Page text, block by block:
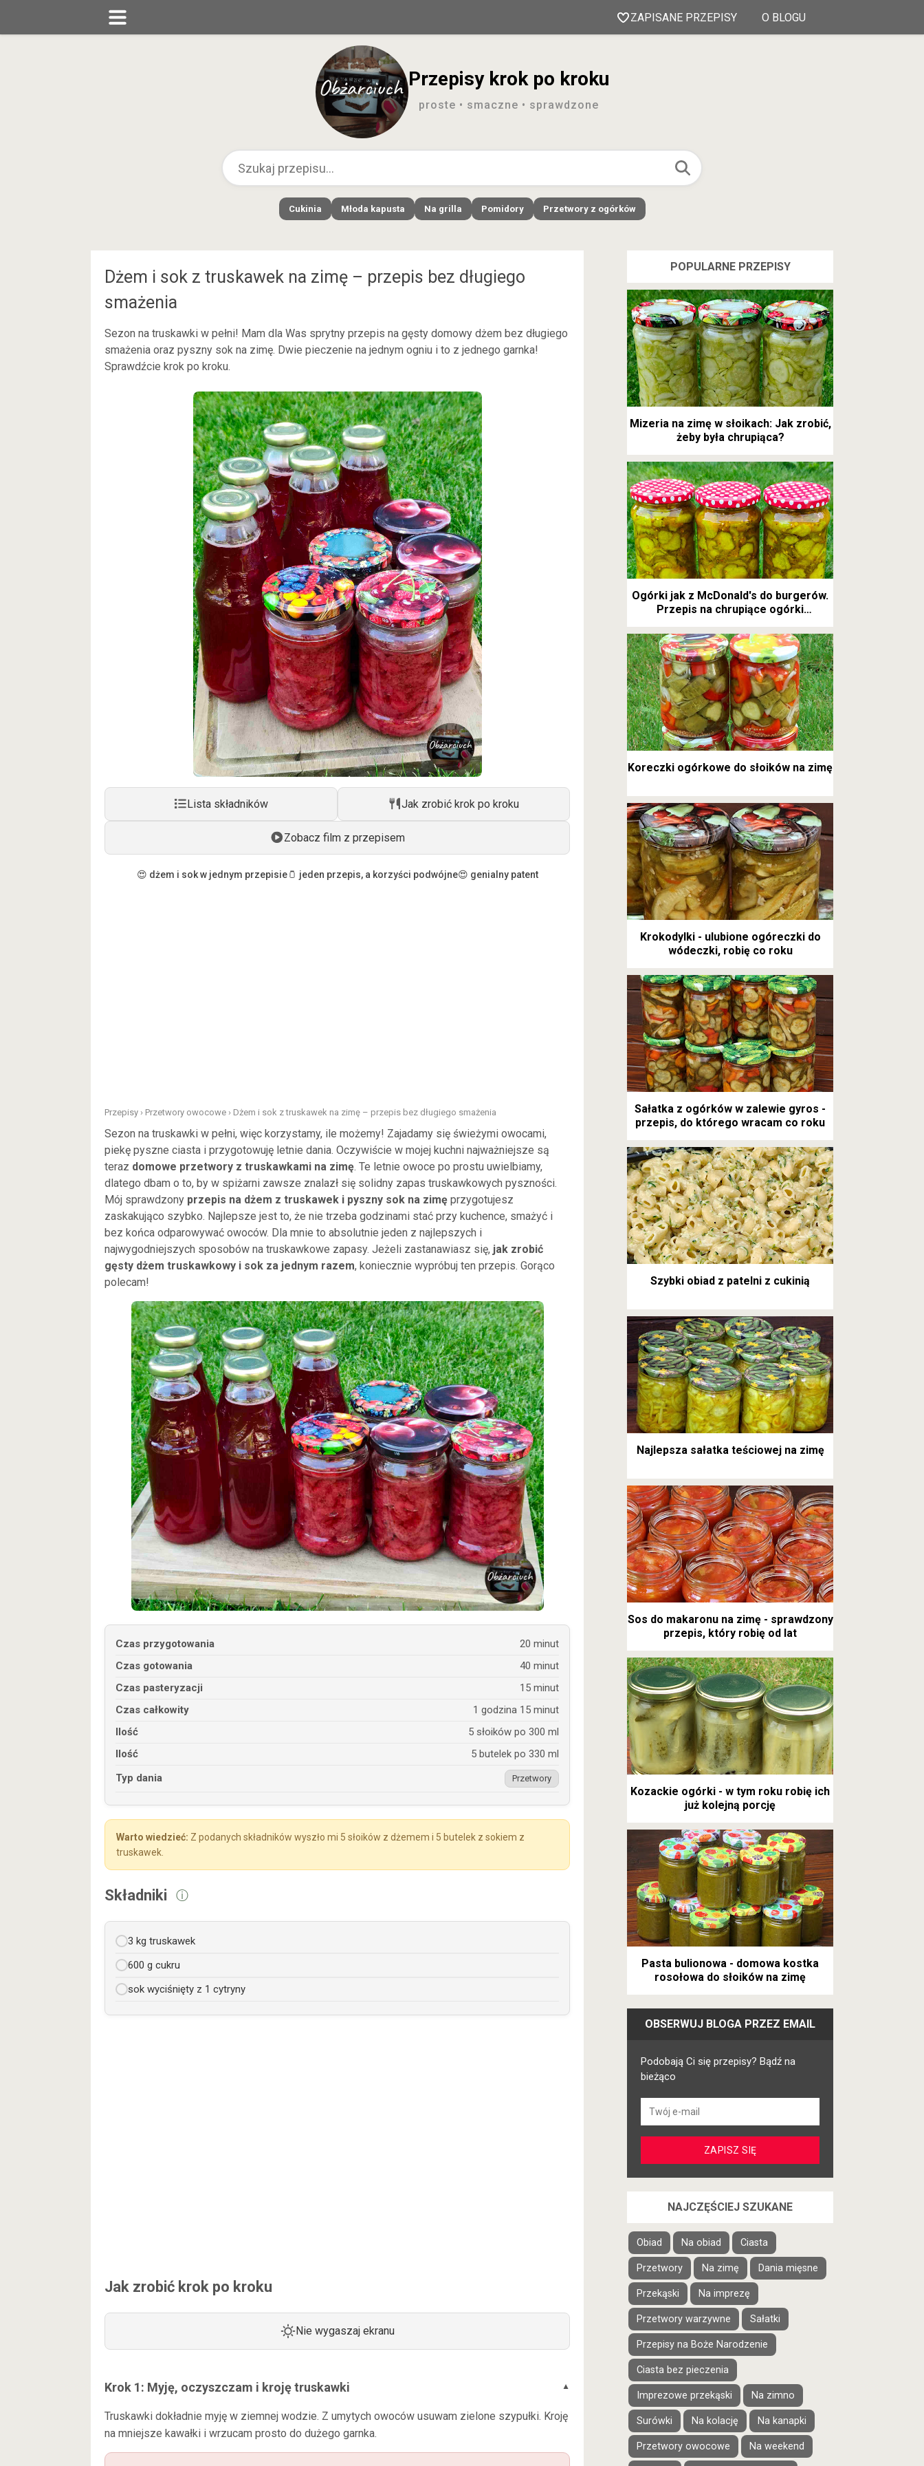
ZAPISANE PRZEPISY O BLOGU
Przepisy krok po kroku
proste • smaczne • sprawdzone
Cukinia Młoda kapusta Na grilla Pomidory Przetwory z ogórków
Dżem i sok z truskawek na zimę – przepis bez długiego
smażenia
Sezon na truskawki w pełni! Mam dla Was sprytny przepis na gęsty domowy dżem bez długiego
smażenia oraz pyszny sok na zimę. Dwie pieczenie na jednym ogniu i to z jednego garnka!
Sprawdźcie krok po kroku.
Lista składników Jak zrobić krok po kroku
Zobacz film z przepisem
😍 dżem i sok w jednym przepisie🫙 jeden przepis, a korzyści podwójne😍 genialny patent
Przepisy › Przetwory owocowe › Dżem i sok z truskawek na zimę – przepis bez długiego smażenia
Sezon na truskawki w pełni, więc korzystamy, ile możemy! Zajadamy się świeżymi owocami,
piekę pyszne ciasta i przygotowuję letnie dania. Oczywiście w mojej kuchni najważniejsze są
teraz domowe przetwory z truskawkami na zimę. Te letnie owoce po prostu uwielbiamy,
dlatego dbam o to, by w spiżarni zawsze znalazł się solidny zapas truskawkowych pyszności.
Mój sprawdzony przepis na dżem z truskawek i pyszny sok na zimę przygotujesz
zaskakująco szybko. Najlepsze jest to, że nie trzeba godzinami stać przy kuchence, smażyć i
bez końca odparowywać owoców. Dla mnie to absolutnie jeden z najlepszych i
najwygodniejszych sposobów na truskawkowe zapasy. Jeżeli zastanawiasz się, jak zrobić
gęsty dżem truskawkowy i sok za jednym razem, koniecznie wypróbuj ten przepis. Gorąco
polecam!
Czas przygotowania
20 minut
Czas gotowania
40 minut
Czas pasteryzacji
15 minut
Czas całkowity
1 godzina 15 minut
Ilość
5 słoików po 300 ml
Ilość
5 butelek po 330 ml
Typ dania
Przetwory
Z podanych składników wyszło mi 5 słoików z dżemem i 5 butelek z sokiem z
truskawek.
Składniki ⓘ
3 kg truskawek
600 g cukru
sok wyciśnięty z 1 cytryny
Jak zrobić krok po kroku
Nie wygaszaj ekranu
Krok 1: Myję, oczyszczam i kroję truskawki
Truskawki dokładnie myję w ziemnej wodzie. Z umytych owoców usuwam zielone szypułki. Kroję
na mniejsze kawałki i wrzucam prosto do dużego garnka.
POPULARNE PRZEPISY
Mizeria na zimę w słoikach: Jak zrobić,
żeby była chrupiąca?
Ogórki jak z McDonald's do burgerów.
Przepis na chrupiące ogórki
Koreczki ogórkowe do słoików na zimę
Krokodylki - ulubione ogóreczki do
wódeczki, robię co roku
Sałatka z ogórków w zalewie gyros -
przepis, do którego wracam co roku
Szybki obiad z patelni z cukinią
Najlepsza sałatka teściowej na zimę
Sos do makaronu na zimę - sprawdzony
przepis, który robię od lat
Kozackie ogórki - w tym roku robię ich
już kolejną porcję
Pasta bulionowa - domowa kostka
rosołowa do słoików na zimę
OBSERWUJ BLOGA PRZEZ EMAIL
Podobają Ci się przepisy? Bądź na
bieżąco
NAJCZĘŚCIEJ SZUKANE
Obiad Na obiad Ciasta
Przetwory Na zimę Dania mięsne
Przekąski Na imprezę
Przetwory warzywne Sałatki
Przepisy na Boże Narodzenie
Ciasta bez pieczenia
Imprezowe przekąski Na zimno
Surówki Na kolację Na kanapki
Przetwory owocowe Na weekend